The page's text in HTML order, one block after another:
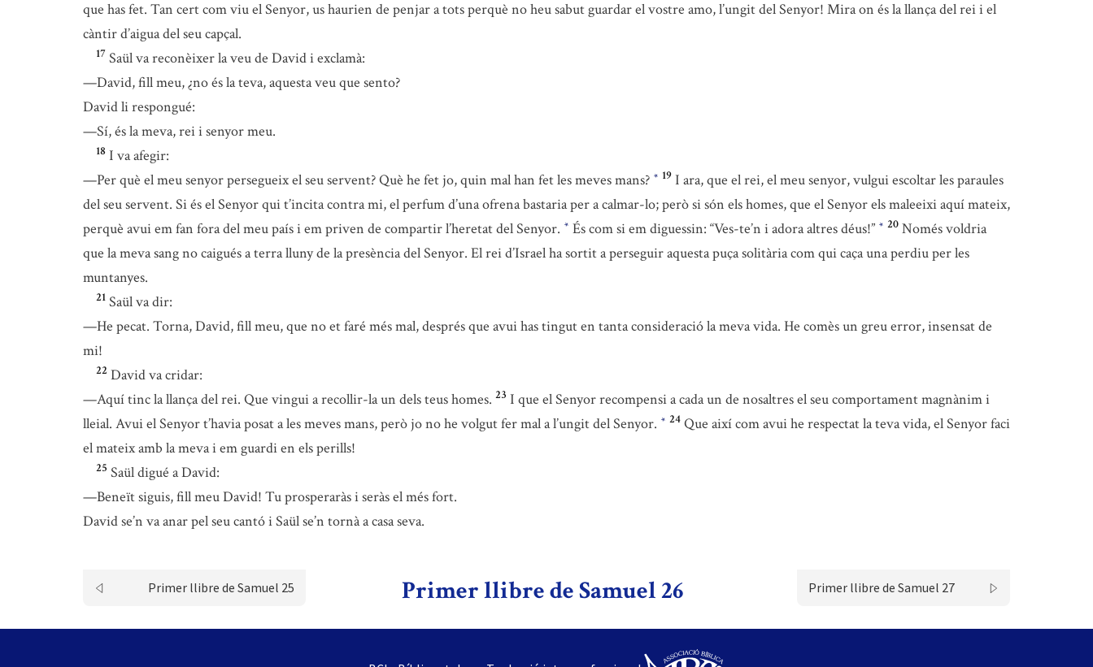
que has fet. Tan cert com viu el Senyor, us haurien de penjar a tots perquè no heu sabut guardar el vostre amo, l’ungit del Senyor! Mira on és la llança del rei i el
càntir d’aigua del seu capçal.
17 Saül va reconèixer la veu de David i exclamà:
—David, fill meu, ¿no és la teva, aquesta veu que sento?
David li respongué:
—Sí, és la meva, rei i senyor meu.
18 I va afegir:
—Per què el meu senyor persegueix el seu servent? Què he fet jo, quin mal han fet les meves mans? * 19 I ara, que el rei, el meu senyor, vulgui escoltar les paraules
del seu servent. Si és el Senyor qui t’incita contra mi, el perfum d’una ofrena bastaria per a calmar-lo; però si són els homes, que el Senyor els maleeixi aquí mateix,
perquè avui em fan fora del meu país i em priven de compartir l’heretat del Senyor. * És com si em diguessin: “Ves-te’n i adora altres déus!” * 20 Només voldria
que la meva sang no caigués a terra lluny de la presència del Senyor. El rei d’Israel ha sortit a perseguir aquesta puça solitària com qui caça una perdiu per les
muntanyes.
21 Saül va dir:
—He pecat. Torna, David, fill meu, que no et faré més mal, després que avui has tingut en tanta consideració la meva vida. He comès un greu error, insensat de
mi!
22 David va cridar:
—Aquí tinc la llança del rei. Que vingui a recollir-la un dels teus homes. 23 I que el Senyor recompensi a cada un de nosaltres el seu comportament magnànim i
lleial. Avui el Senyor t’havia posat a les meves mans, però jo no he volgut fer mal a l’ungit del Senyor. * 24 Que així com avui he respectat la teva vida, el Senyor faci
el mateix amb la meva i em guardi en els perills!
25 Saül digué a David:
—Beneït siguis, fill meu David! Tu prosperaràs i seràs el més fort.
David se’n va anar pel seu cantó i Saül se’n tornà a casa seva.
Primer llibre de Samuel 25 Primer llibre de Samuel 26 Primer llibre de Samuel 27